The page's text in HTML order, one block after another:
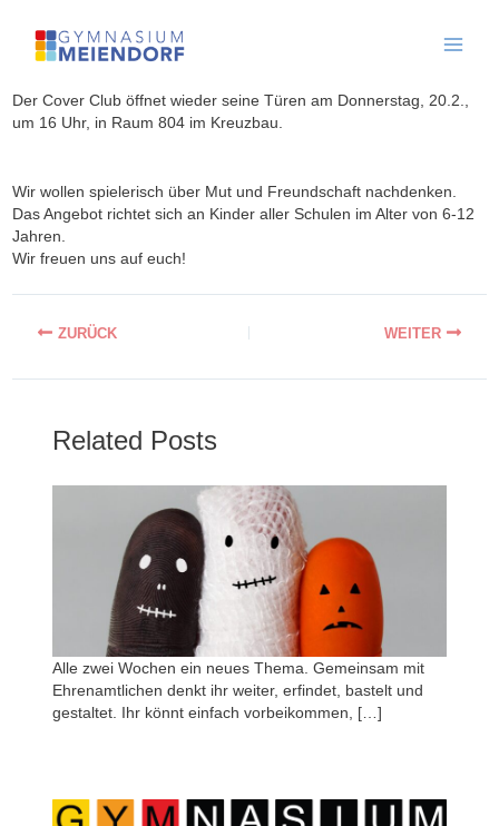
content
Der Cover Club öffnet wieder seine Türen am Donnerstag, 20.2.,
um 16 Uhr, in Raum 804 im Kreuzbau.
Wir wollen spielerisch über Mut und Freundschaft nachdenken.
Das Angebot richtet sich an Kinder aller Schulen im Alter von 6-12
Jahren.
Wir freuen uns auf euch!
Related Posts
Alle zwei Wochen ein neues Thema. Gemeinsam mit
Ehrenamtlichen denkt ihr weiter, erfindet, bastelt und
gestaltet. Ihr könnt einfach vorbeikommen, […]